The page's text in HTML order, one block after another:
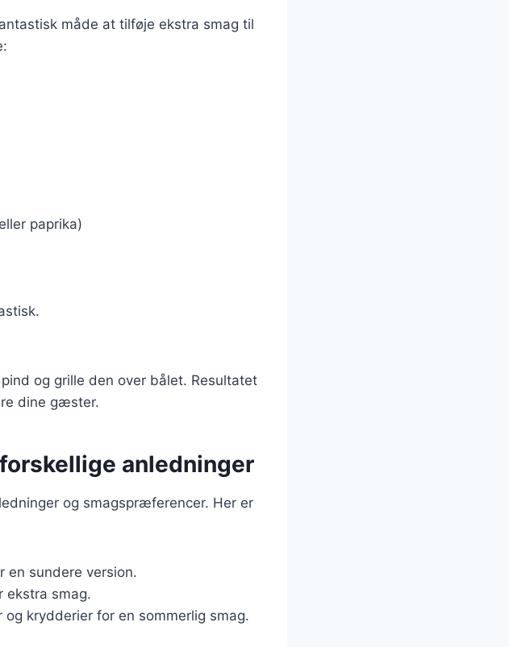
måde at tilføje ekstra smag til
paprika)
og grille den over bålet. Resultatet
dine gæster.
anledninger
og smagspræferencer. Her er
en sundere version.
ekstra smag.
og krydderier for en sommerlig smag.